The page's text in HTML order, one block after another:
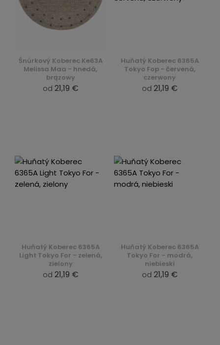
Šnúrkový Koberec Ke63A
Melissa Maa - hnedá,
brązowy
od 21,19 €
Huňatý Koberec 6365A
Tokyo Fop - červená,
czerwony
od 21,19 €
Huňatý Koberec 6365A
Light Tokyo For - zelená,
zielony
od 21,19 €
Huňatý Koberec 6365A
Tokyo For - modrá,
niebieski
od 21,19 €